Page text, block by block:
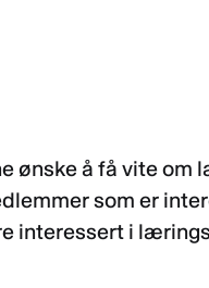
ønske å få vite om
som er
interessert i